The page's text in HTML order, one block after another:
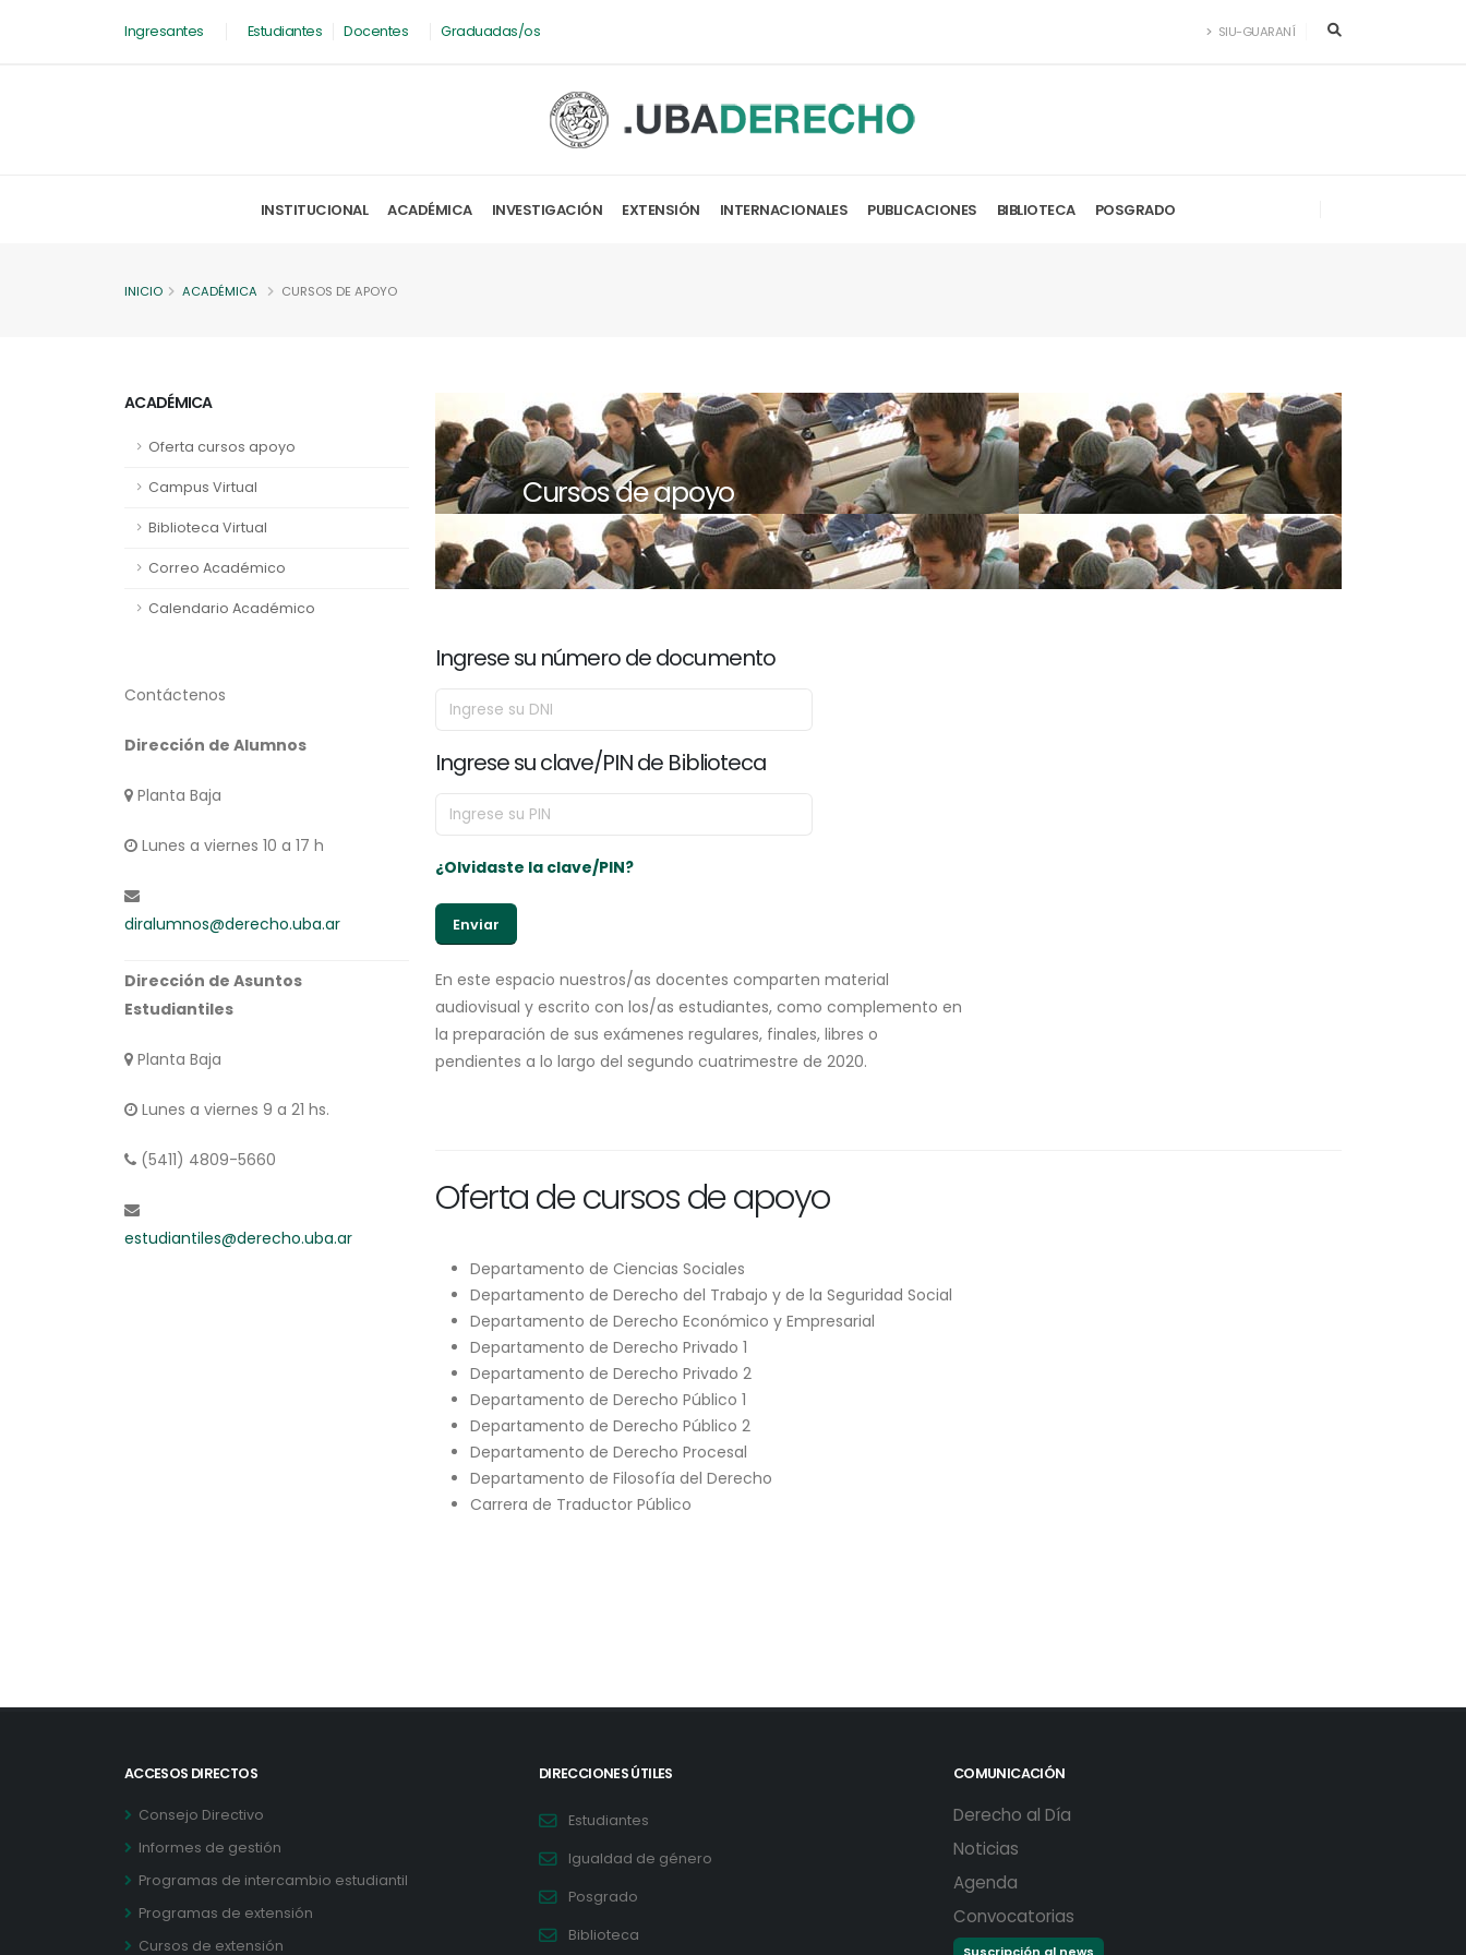
Ingresantes Estudiantes Docentes Graduadas/os SIU-GUARANÍ
INSTITUCIONAL ACADÉMICA INVESTIGACIÓN EXTENSIÓN INTERNACIONALES PUBLICACIONES BIBLIOTECA POSGRADO
INICIO ACADÉMICA CURSOS DE APOYO
ACADÉMICA
Oferta cursos apoyo
Campus Virtual
Biblioteca Virtual
Correo Académico
Calendario Académico
Contáctenos
Dirección de Alumnos
Planta Baja
Lunes a viernes 10 a 17 h
diralumnos@derecho.uba.ar
Dirección de Asuntos
Estudiantiles
Planta Baja
Lunes a viernes 9 a 21 hs.
(5411) 4809-5660
estudiantiles@derecho.uba.ar
Cursos de apoyo
Ingrese su número de documento
Ingrese su clave/PIN de Biblioteca
¿Olvidaste la clave/PIN?
Enviar
En este espacio nuestros/as docentes comparten material
audiovisual y escrito con los/as estudiantes, como complemento en
la preparación de sus exámenes regulares, finales, libres o
pendientes a lo largo del segundo cuatrimestre de 2020.
Oferta de cursos de apoyo
Departamento de Ciencias Sociales
Departamento de Derecho del Trabajo y de la Seguridad Social
Departamento de Derecho Económico y Empresarial
Departamento de Derecho Privado 1
Departamento de Derecho Privado 2
Departamento de Derecho Público 1
Departamento de Derecho Público 2
Departamento de Derecho Procesal
Departamento de Filosofía del Derecho
Carrera de Traductor Público
ACCESOS DIRECTOS
Consejo Directivo
Informes de gestión
Programas de intercambio estudiantil
Programas de extensión
Cursos de extensión
DIRECCIONES ÚTILES
Estudiantes
Igualdad de género
Posgrado
Biblioteca
COMUNICACIÓN
Derecho al Día
Noticias
Agenda
Convocatorias
Suscripción al news